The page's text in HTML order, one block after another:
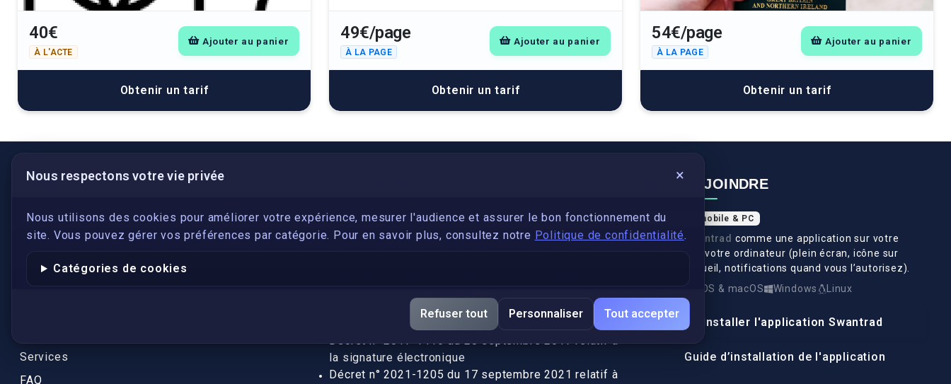
40€
À L'ACTE
Ajouter au panier
Obtenir un tarif
49€/page
À LA PAGE
Ajouter au panier
Obtenir un tarif
54€/page
À LA PAGE
Ajouter au panier
Obtenir un tarif
Nous respectons votre vie privée ×
Nous utilisons des cookies pour améliorer votre expérience, mesurer l'audience et assurer le bon fonctionnement du
site. Vous pouvez gérer vos préférences par catégorie. Pour en savoir plus, consultez notre Politique de confidentialité.
Catégories de cookies
Refuser tout Personnaliser Tout accepter
LIENS UTILES
S'inscrire
Qui sommes-nous ?
Conformité
Services
FAQ
Devenez développeur avec IronSkill Academy
Gubernatis immobilier
Apostille et légalisation, fin de l'obligation entre les
pays de l’UE (Règlement 2016/1191)
Décret n° 2017-1416 du 28 septembre 2017 relatif à
la signature électronique
Décret n° 2021-1205 du 17 septembre 2021 relatif à
NOUS REJOINDRE
Application mobile & PC
InstallezSwantrad comme une application sur votre
téléphone et votre ordinateur (plein écran, icône sur
l’écran d’accueil, notifications quand vous l’autorisez).
iOS & macOS Windows Linux
Installer l'application Swantrad
Guide d’installation de l'application